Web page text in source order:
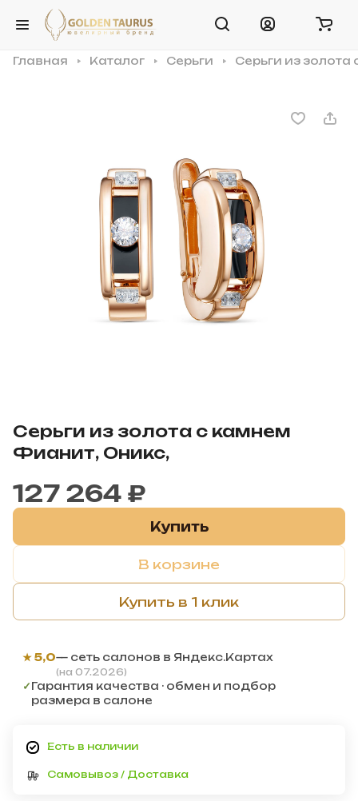
Главная Каталог Серьги Серьги из
Серьги из золота с камнем
Фианит, Оникс,
127 264 ₽
Купить
В корзине
Купить в 1 клик
★ 5,0— сеть салонов в Яндекс.Картах
(на 07.2026)
✓Гарантия качества · обмен и подбор
размера в салоне
Есть в наличии
Самовывоз / Доставка